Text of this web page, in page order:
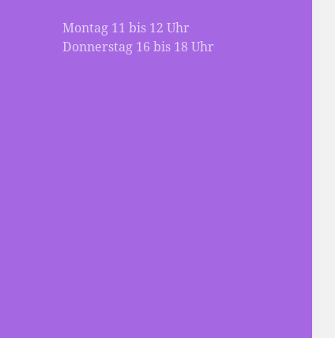
Montag 11 bis 12 Uhr
Donnerstag 16 bis 18 Uhr